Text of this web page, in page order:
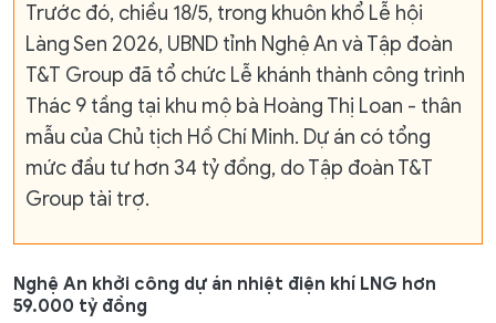
Trước đó, chiều 18/5, trong khuôn khổ Lễ hội
Làng Sen 2026, UBND tỉnh Nghệ An và Tập đoàn
T&T Group đã tổ chức Lễ khánh thành công trình
Thác 9 tầng tại khu mộ bà Hoàng Thị Loan - thân
mẫu của Chủ tịch Hồ Chí Minh. Dự án có tổng
mức đầu tư hơn 34 tỷ đồng, do Tập đoàn T&T
Group tài trợ.
Nghệ An khởi công dự án nhiệt điện khí LNG hơn
59.000 tỷ đồng